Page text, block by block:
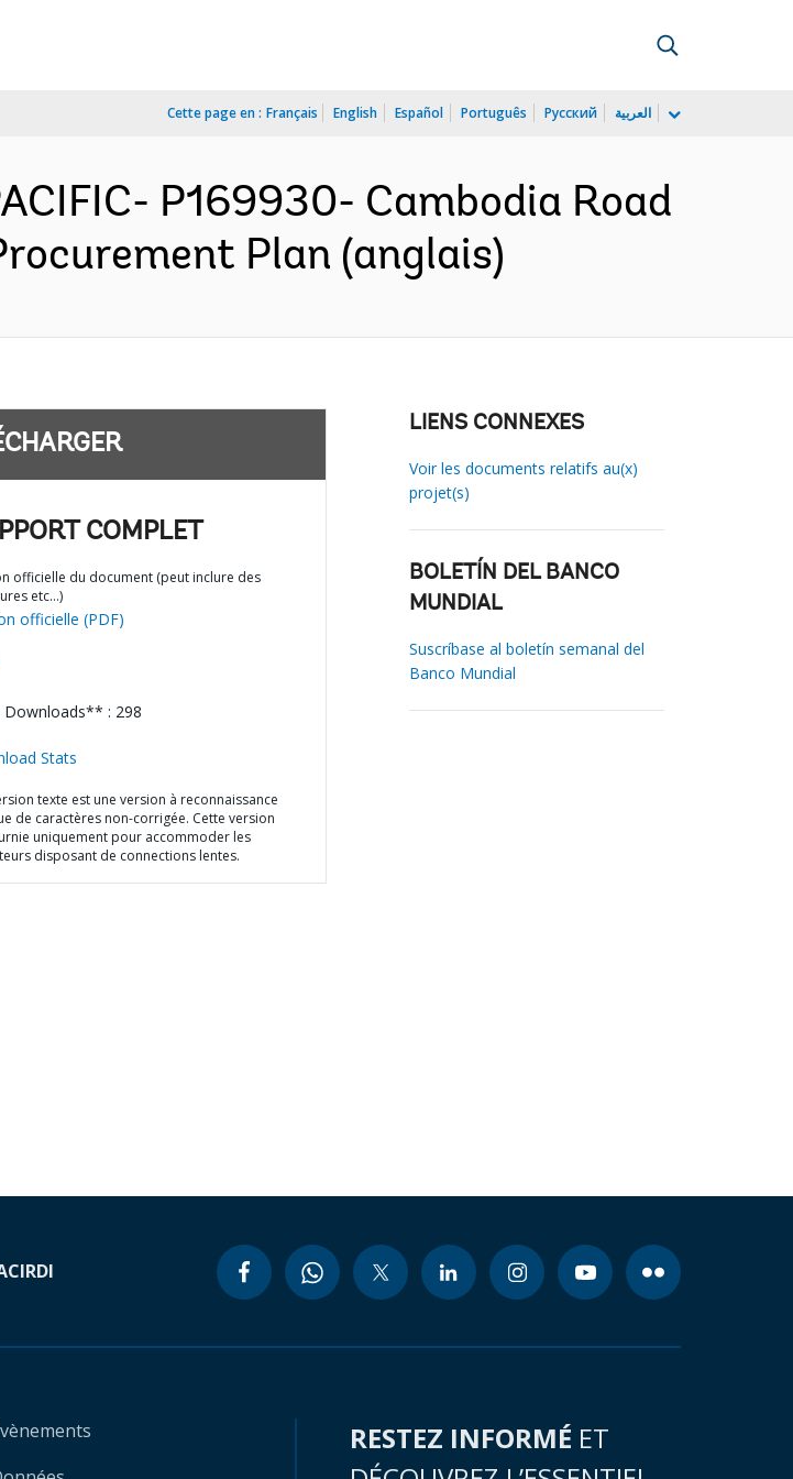
Cette page en : Français English Español Português Русский العربية
P169930- Cambodia Road
Plan (anglais)
COMPLET
officielle du document (peut inclure des
etc…)
officielle (PDF)
Downloads** : 298
Stats
texte est une version à reconnaissance
de caractères non-corrigée. Cette version
uniquement pour accommoder les
disposant de connections lentes.
LIENS CONNEXES
Voir les documents relatifs au(x)
projet(s)
BOLETÍN DEL BANCO
MUNDIAL
Suscríbase al boletín semanal del
Banco Mundial
CIRDI
RESTEZ INFORMÉ ET